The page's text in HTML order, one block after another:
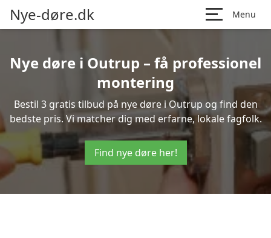
Nye-døre.dk Menu
Nye døre i Outrup – få professionel
montering
Bestil 3 gratis tilbud på nye døre i Outrup og find den
bedste pris. Vi matcher dig med erfarne, lokale fagfolk.
Find nye døre her!